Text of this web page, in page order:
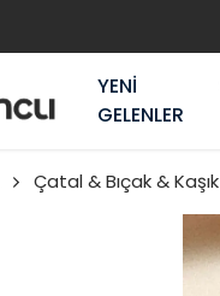
YENİ
GELENLER
Çatal & Bıçak & Kaşık